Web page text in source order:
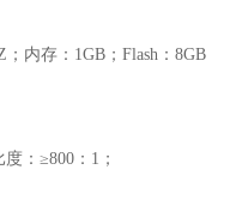
内存：1GB；Flash：8GB
对比度：≥800：1；